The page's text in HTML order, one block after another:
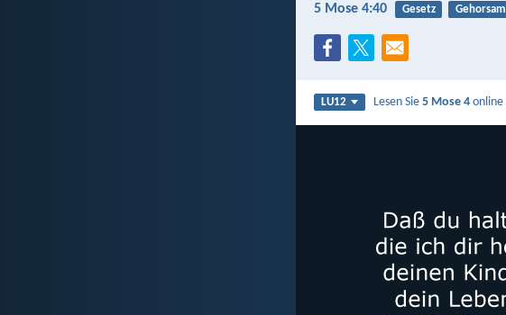
5 Mose 4:40 Gesetz Gehorsam
LU12 Lesen Sie5 Mose 4 online